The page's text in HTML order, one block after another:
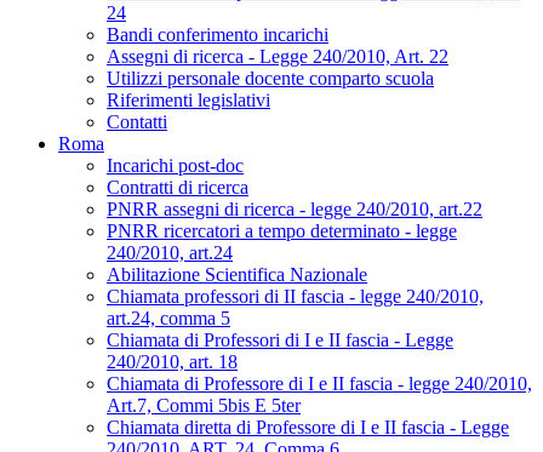
24
Bandi conferimento incarichi
Assegni di ricerca - Legge 240/2010, Art. 22
Utilizzi personale docente comparto scuola
Riferimenti legislativi
Contatti
Roma
Incarichi post-doc
Contratti di ricerca
PNRR assegni di ricerca - legge 240/2010, art.22
PNRR ricercatori a tempo determinato - legge
240/2010, art.24
Abilitazione Scientifica Nazionale
Chiamata professori di II fascia - legge 240/2010,
art.24, comma 5
Chiamata di Professori di I e II fascia - Legge
240/2010, art. 18
Chiamata di Professore di I e II fascia - legge 240/2010,
Art.7, Commi 5bis E 5ter
Chiamata diretta di Professore di I e II fascia - Legge